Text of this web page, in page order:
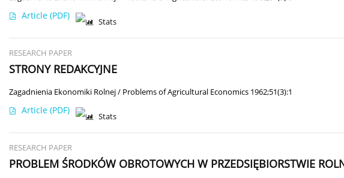
Article (PDF)
Stats
RESEARCH PAPER
STRONY REDAKCYJNE
Zagadnienia Ekonomiki Rolnej / Problems of Agricultural Economics 1962;51(3):1
Article (PDF)
Stats
RESEARCH PAPER
PROBLEM ŚRODKÓW OBROTOWYCH W PRZEDSIĘBIORSTWIE